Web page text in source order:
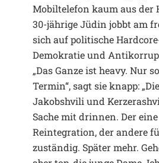
Mobiltelefon kaum aus der
30-jährige Jüdin jobbt am
sich auf politische
Demokratie und
„Das Ganze ist heavy. Nur
Termin“, sagt sie knapp:
Jakobshvili und
Sache mit drinnen. Der
Reintegration, der andere
zuständig. Später mehr.